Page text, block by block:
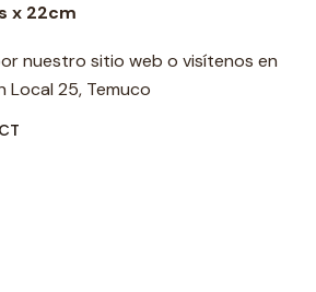
x 22cm
nuestro sitio web o visítenos en
Local 25, Temuco